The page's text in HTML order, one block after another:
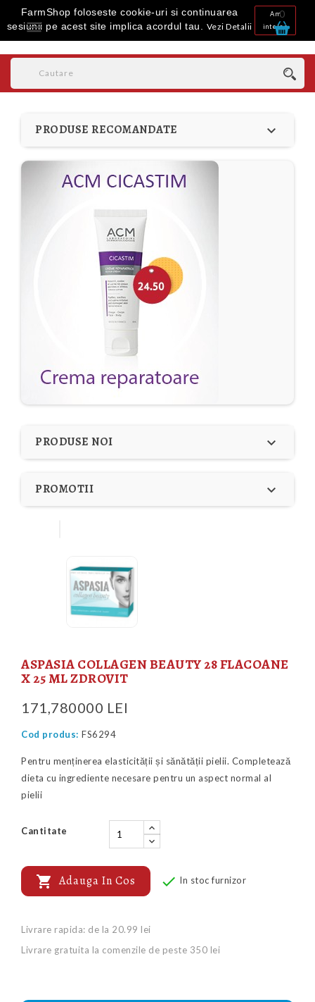

0
PRODUSE RECOMANDATE 
PRODUSE NOI 
PROMOTII 
ASPASIA COLLAGEN BEAUTY 28 FLACOANE
X 25 ML ZDROVIT
171,780000 LEI
Cod produs: FS6294
Pentru menținerea elasticității și sănătății pielii. Completează
dieta cu ingrediente necesare pentru un aspect normal al
pielii
Cantitate
 Adauga In Cos  In stoc furnizor
Livrare rapida: de la 20.99 lei
Livrare gratuita la comenzile de peste 350 lei
FarmShop foloseste cookie-uri si continuarea
sesiunii pe acest site implica acordul tau. Vezi Detalii
Am
inteles